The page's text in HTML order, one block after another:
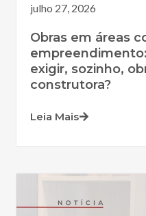
julho 27, 2026
Obras em áreas
exigir, sozinho,
construtora?
Leia Mais